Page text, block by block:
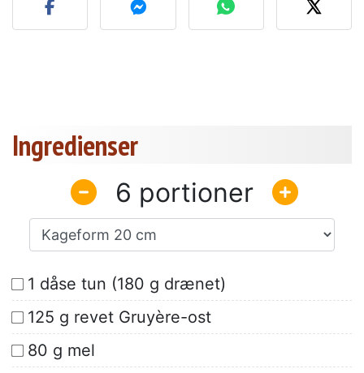
Ingredienser
6
1 dåse tun (180 g drænet)
125 g revet Gruyère-ost
80 g mel